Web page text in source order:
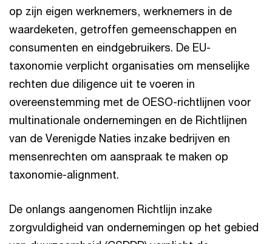
op zijn eigen werknemers, werknemers in de
waardeketen, getroffen gemeenschappen en
consumenten en eindgebruikers. De EU-
taxonomie verplicht organisaties om menselijke
rechten due diligence uit te voeren in
overeenstemming met de OESO-richtlijnen voor
multinationale ondernemingen en de Richtlijnen
van de Verenigde Naties inzake bedrijven en
mensenrechten om aanspraak te maken op
taxonomie-alignment.
De onlangs aangenomen Richtlijn inzake
zorgvuldigheid van ondernemingen op het gebied